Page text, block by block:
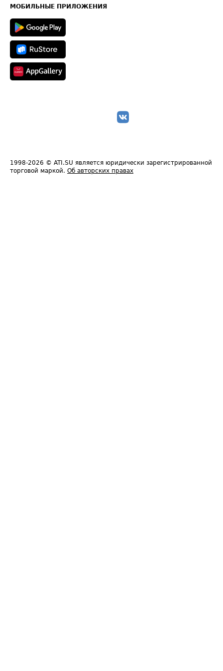
Техническая информация
МОБИЛЬНЫЕ ПРИЛОЖЕНИЯ
1998-2026 © ATI.SU является юридически зарегистрированной
торговой маркой. Об авторских правах